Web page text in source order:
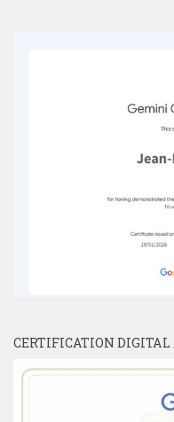
CERTIFICATION DIGITAL